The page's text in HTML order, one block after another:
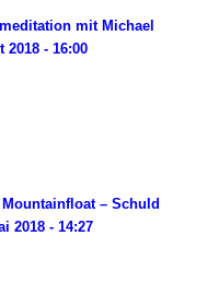
mit Michael
2018 - 16:00
– Schuld
2018 - 14:27